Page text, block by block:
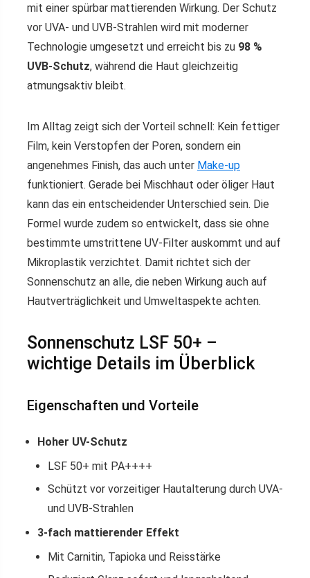
mit einer spürbar mattierenden Wirkung. Der Schutz
vor UVA- und UVB-Strahlen wird mit moderner
Technologie umgesetzt und erreicht bis zu 98 %
UVB-Schutz, während die Haut gleichzeitig
atmungsaktiv bleibt.
Im Alltag zeigt sich der Vorteil schnell: Kein fettiger
Film, kein Verstopfen der Poren, sondern ein
angenehmes Finish, das auch unter Make-up
funktioniert. Gerade bei Mischhaut oder öliger Haut
kann das ein entscheidender Unterschied sein. Die
Formel wurde zudem so entwickelt, dass sie ohne
bestimmte umstrittene UV-Filter auskommt und auf
Mikroplastik verzichtet. Damit richtet sich der
Sonnenschutz an alle, die neben Wirkung auch auf
Hautverträglichkeit und Umweltaspekte achten.
Sonnenschutz LSF 50+ –
wichtige Details im Überblick
Eigenschaften und Vorteile
Hoher UV-Schutz
LSF 50+ mit PA++++
Schützt vor vorzeitiger Hautalterung durch UVA-
und UVB-Strahlen
3-fach mattierender Effekt
Mit Carnitin, Tapioka und Reisstärke